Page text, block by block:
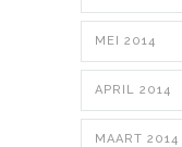
MEI 2014
APRIL 2014
MAART 2014